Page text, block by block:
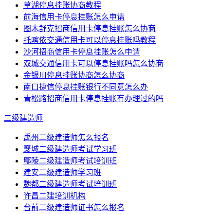
草湖停息挂账协商教程
前海信用卡停息挂账怎么申请
图木舒克招商信用卡停息挂账怎么协商
托喀依交通信用卡可以停息挂账吗教程
沙河招商信用卡停息挂账怎么申请
双城交通信用卡可以停息挂账吗怎么协商
金银川停息挂账协商怎么协商
南口捷信停息挂账银行不同意怎么办
青松路招商信用卡停息挂账有办理过的吗
二级建造师
禹州二级建造师怎么报名
襄城二级建造师考试学习班
鄢陵二级建造师考试培训班
建安二级建造师学习班
魏都二级建造师考试培训班
许昌二建培训机构
台前二级建造师证书怎么报名